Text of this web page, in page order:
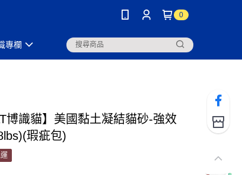
0
專欄
博識貓】美國黏土凝結貓砂-強效
瑕疵包)